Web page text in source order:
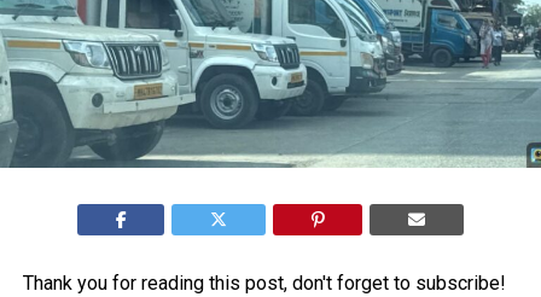
Thank you for reading this post, don't forget to subscribe!